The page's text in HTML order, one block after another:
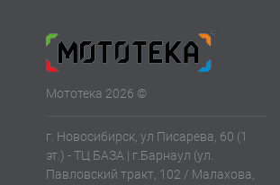
Мототека 2026 ©
г. Новосибирск, ул Писарева, 60 (1
эт.) - ТЦ БАЗА | г.Барнаул (ул.
Павловский тракт, 102 / Малахова,